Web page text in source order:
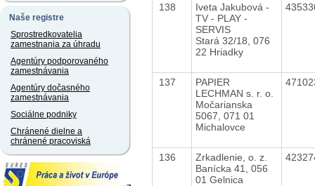
Naše registre
Sprostredkovatelia
zamestnania za úhradu
Agentúry podporovaného
zamestnávania
Agentúry dočasného
zamestnávania
Sociálne podniky
Chránené dielne a
chránené pracoviská
138
Iveta Jakubová -
TV - PLAY -
SERVIS
Stará 32/18, 076
22 Hriadky
137
PAPIER
LECHMAN s. r. o.
Močarianska
5067, 071 01
Michalovce
136
Zrkadlenie, o. z.
Banícka 41, 056
01 Gelnica